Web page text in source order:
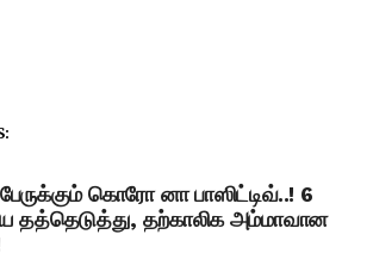
கொரோ னா பாஸிட்டிவ்..! 6
தத்தெடுத்து, தற்காலிக அம்மாவான